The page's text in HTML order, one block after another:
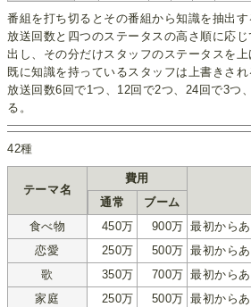
番組を打ち切るとその番組から知識を抽出す
放送回数と四つのステータスの高さ順に応
出し、その分だけスタッフのステータスを上
既に知識を持っているスタッフは上書きされ
放送回数6回で1つ、12回で2つ、24回で3つ
る。
42種
テーマ名
費用
通常
ブーム
食べ物
450万 900万 最初から
恋愛
250万 500万 最初から
歌
350万 700万 最初から
家庭
250万 500万 最初から